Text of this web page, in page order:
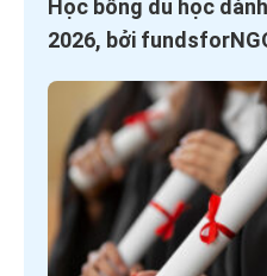
Học bổng du học
2026, bởi